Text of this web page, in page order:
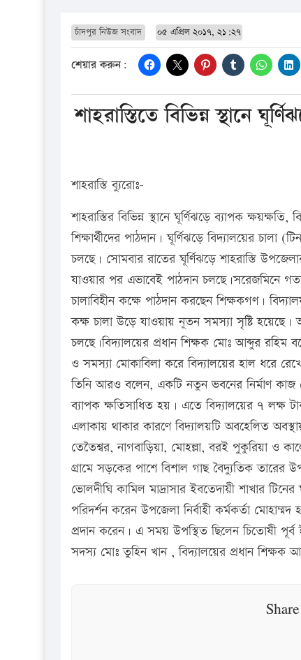
চাঁদপুর নিউজ সংবাদ ০৫ এপ্রিল ২০১৭, ২১:২৭
শেয়ার করুন:
শাহরাস্তিতে বিভিন্ন স্থানে
শাহরাস্তি ব্যুরোঃ-
শাহরাস্তির বিভিন্ন স্থানে ঘূর্ণিঝড়ে ব্যাপক
শিক্ষার্থীদের পাঠদান। ঘূর্ণিঝড়ে বিদ্যালয়ের চালা
চলছে। সোমবার রাতের ঘূর্ণিঝড়ে শাহরাস্তি
যাওয়ার পর এভাবেই পাঠদান চলছে।সরেজমিনে
চালাবিহীন কক্ষে পাঠদান করছেন শিক্ষকগণ।
কক্ষ চালা উড়ে যাওয়ায় নূতন সমস্যা সৃষ্টি হয়েছে।
চলছে।বিদ্যালয়ের প্রধান শিক্ষক মোঃ আব্দুর
ও সমস্যা মোকাবিলা করে বিদ্যালয়ের হাল ধরে
তিনি আরও বলেন, একটি নতুন ভবনের নির্মাণ কাজ
ব্যাপক ক্ষতিসাধিত হয়। এতে বিদ্যালয়ের ৭ লক্ষ
এলাকায় থাকার কারণে বিদ্যালয়টি অবহেলিত
তেতৈশ্বর, নাগবাড়িয়া, মোহল্লা, বরই পুকুরিয়া ও
গ্রামে সড়কের পাশে বিশাল গাছ বৈদ্যুতিক
ভোলদীঘি কামিল মাদ্রাসার ইবতেদায়ী শাখার
পরিদর্শন করেন উপজেলা নির্বাহী কর্মকর্তা
প্রদান করেন। এ সময় উপস্থিত ছিলেন চিতোষী
সদস্য মোঃ তুহিন খান , বিদ্যালয়ের প্রধান শিক্ষক